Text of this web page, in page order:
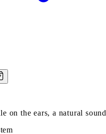
on the ears, a natural sound